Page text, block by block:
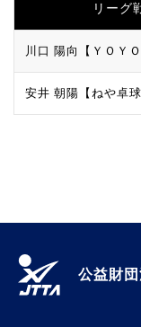
リーグ
川口 陽向【ＹＯＹ
安井 朝陽【ねや卓
公益財